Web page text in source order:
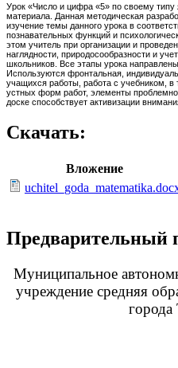
Урок «Число и цифра «5» по своему типу
материала. Данная методическая
изучение темы данного урока в
познавательных функций и
этом учитель при организации и
наглядности, природосообразности и
школьников. Все этапы урока
Используются фронтальная,
учащихся работы, работа с учебником,
устных форм работ, элементы
доске способствует активизации
Скачать:
Вложение
Предварительный
Муниципальное
учреждение средняя